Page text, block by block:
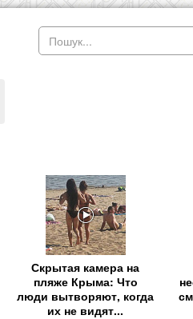
Скрытая камера на
пляже Крыма: Что
люди вытворяют, когда
их не видят...